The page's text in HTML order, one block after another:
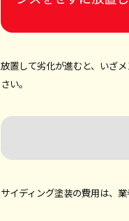
放置して劣化が進むと、いざ
さい。
サイディング塗装の費用は、